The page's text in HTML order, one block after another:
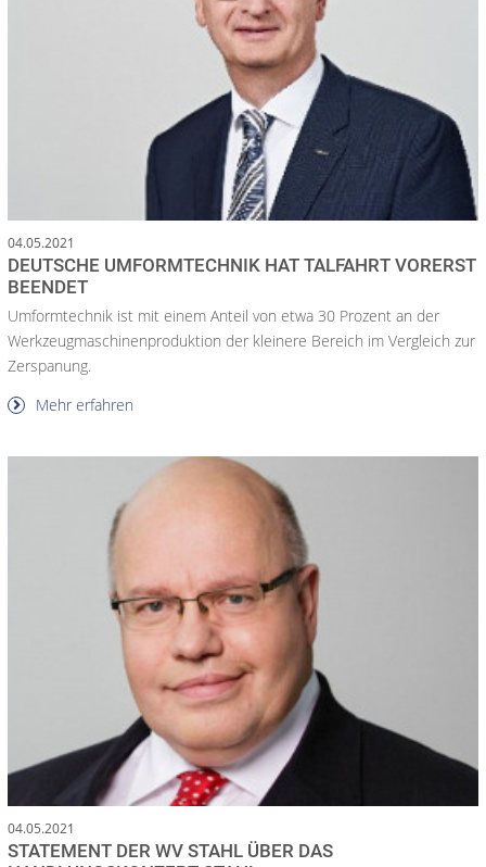
04.05.2021
DEUTSCHE UMFORMTECHNIK HAT TALFAHRT VORERST
BEENDET
Umformtechnik ist mit einem Anteil von etwa 30 Prozent an der
Werkzeugmaschinenproduktion der kleinere Bereich im Vergleich zur
Zerspanung.
Mehr erfahren
04.05.2021
STATEMENT DER WV STAHL ÜBER DAS